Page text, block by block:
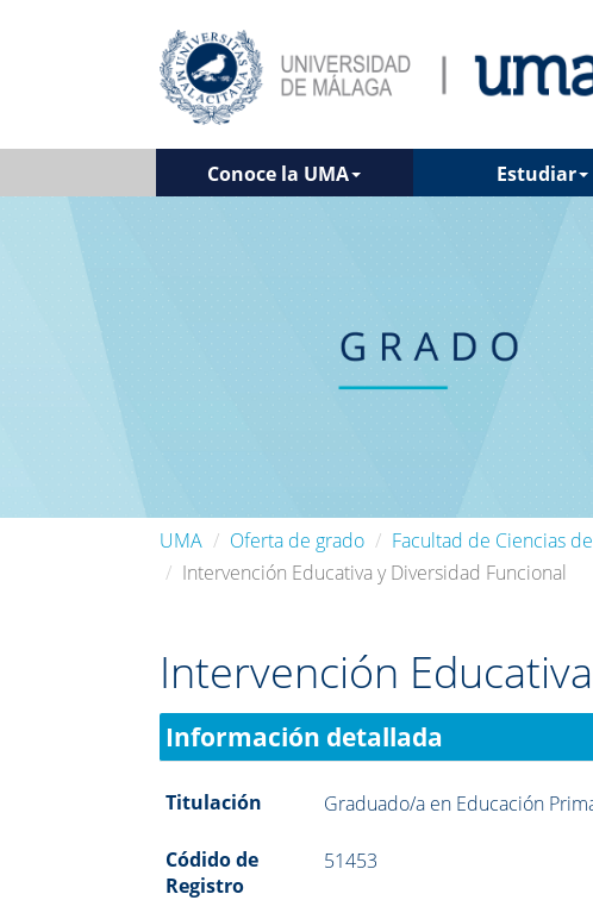
Conoce la UMA Estudiar
UMA Oferta de grado Facultad de Ciencias
Intervención Educativa y Diversidad Funcional
Intervención
Información detallada
Titulación Graduado/a en Educación
Códido de
Registro
51453